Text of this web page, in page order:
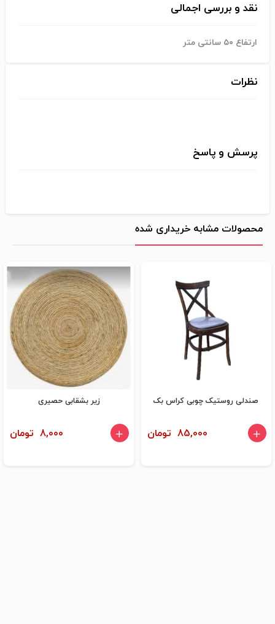
نقد و بررسی اجمالی
ارتفاع ۵۰ سانتی متر
نظرات
پرسش و پاسخ
محصولات مشابه خریداری شده
صندلی روستیک چوبی کراس بک
85,000 تومان
زیر بشقابی حصیری
8,000 تومان